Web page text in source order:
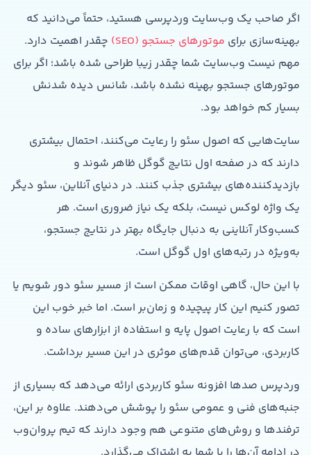
اگر صاحب یک وب‌سایت وردپرسی هستید، حتماً می‌دانید که
بهینه‌سازی برای موتورهای جستجو (SEO)
چقدر اهمیت دارد.
مهم نیست وب‌سایت شما چقدر زیبا طراحی شده باشد؛ اگر برای
موتورهای جستجو بهینه نشده باشد، شانس دیده شدنش
بسیار کم خواهد بود.
سایت‌هایی که اصول سئو را رعایت می‌کنند، احتمال بیشتری
دارند که در صفحه اول نتایج گوگل ظاهر شوند و
بازدیدکننده‌های بیشتری جذب کنند. در دنیای آنلاین، سئو دیگر
یک واژه لوکس نیست، بلکه یک نیاز ضروری است. هر
کسب‌وکار آنلاینی به دنبال جایگاه بهتر در نتایج جستجو،
به‌ویژه در رتبه‌های اول گوگل است.
با این حال، گاهی اوقات ممکن است از مسیر سئو دور شویم یا
تصور کنیم این کار پیچیده و زمان‌بر است. اما خبر خوب این
است که با رعایت اصول پایه و استفاده از ابزارهای ساده و
کاربردی، می‌توان قدم‌های موثری در این مسیر برداشت.
وردپرس صدها افزونه سئو کاربردی ارائه می‌دهد که بسیاری از
جنبه‌های فنی و عمومی سئو را پوشش می‌دهند. علاوه بر این،
ترفندها و روش‌های متنوعی هم وجود دارند که تیم پروان‌وب